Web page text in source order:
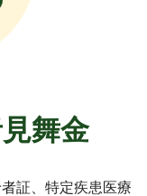
舞金
証、特定疾患医療